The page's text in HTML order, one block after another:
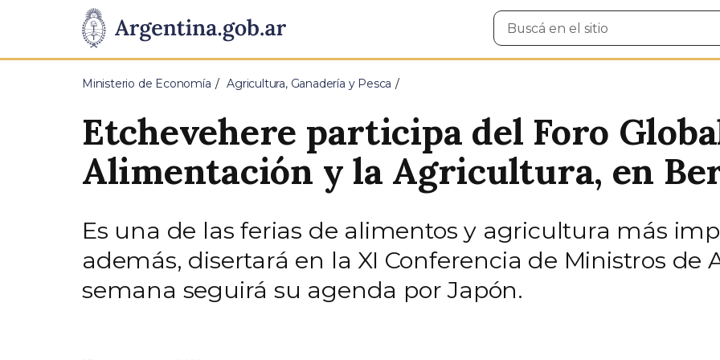
Presidencia
de
Pasar al contenido principal
Buscar
en
Ministerio de Economía Agricultura, Ganadería y Pesca
Etchevehere participa del Foro
Alimentación y la Agricultura, en
Es una de las ferias de alimentos y agricultura más
además, disertará en la XI Conferencia de Ministros
semana seguirá su agenda por Japón.